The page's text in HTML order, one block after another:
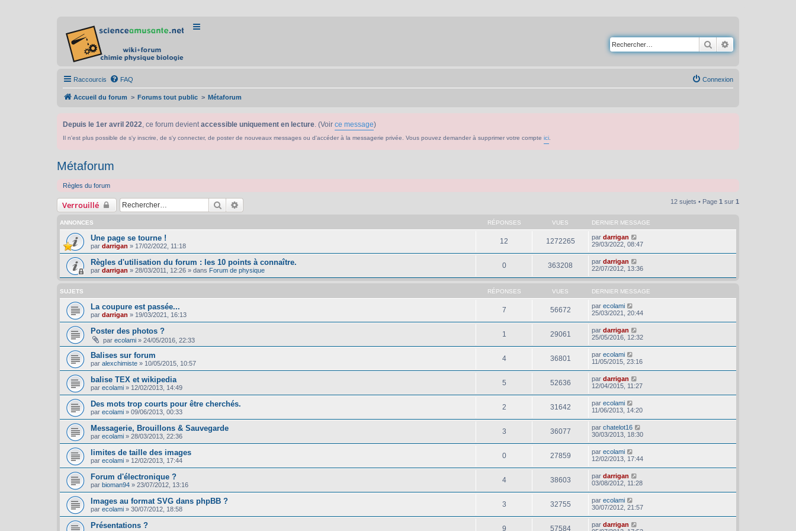
Rechercher
Raccourcis FAQ Connexion
Accueil du forum Forums tout public Métaforum
Depuis le 1er avril 2022, ce forum devientaccessible uniquement en lecture. (Voir ce message)
Il n'est plus possible de s'y inscrire, de s'y connecter, de poster de nouveaux messages ou d'accéder à la messagerie privée. Vous pouvez demander à supprimer votre compte ici
Métaforum
Règles du forum
Verrouillé Rechercher 12 sujets • Page 1 sur 1
ANNONCES RÉPONSES VUES DERNIER MESSAGE
Une page se tourne !
par darrigan » 17/02/2022, 11:18
12 1272265 par darrigan
29/03/2022, 08:47
Règles d'utilisation du forum : les 10 points à connaître.
par darrigan » 28/03/2011, 12:26 » dans Forum de physique
0 363208 par darrigan
22/07/2012, 13:36
SUJETS RÉPONSES VUES DERNIER MESSAGE
La coupure est passée...
par darrigan » 19/03/2021, 16:13
7 56672 par ecolami
25/03/2021, 20:44
Poster des photos ?
par ecolami » 24/05/2016, 22:33
1 29061 par darrigan
25/05/2016, 12:32
Balises sur forum
par alexchimiste » 10/05/2015, 10:57
4 36801 par ecolami
11/05/2015, 23:16
balise TEX et wikipedia
par ecolami » 12/02/2013, 14:49
5 52636 par darrigan
12/04/2015, 11:27
Des mots trop courts pour être cherchés.
par ecolami » 09/06/2013, 00:33
2 31642 par ecolami
11/06/2013, 14:20
Messagerie, Brouillons & Sauvegarde
par ecolami » 28/03/2013, 22:36
3 36077 par chatelot16
30/03/2013, 18:30
limites de taille des images
par ecolami » 12/02/2013, 17:44
0 27859 par ecolami
12/02/2013, 17:44
Forum d'électronique ?
par bioman94 » 23/07/2012, 13:16
4 38603 par darrigan
03/08/2012, 11:28
Images au format SVG dans phpBB ?
par ecolami » 30/07/2012, 18:58
3 32755 par ecolami
30/07/2012, 21:57
Présentations ? 9 57584 par darrigan